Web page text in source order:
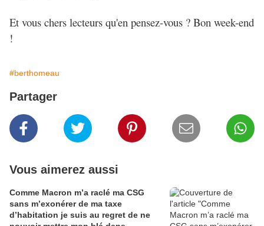
Et vous chers lecteurs qu'en pensez-vous ? Bon week-end
!
#berthomeau
Partager
Vous aimerez aussi
Comme Macron m’a raclé ma CSG
sans m’exonérer de ma taxe
d’habitation je suis au regret de ne